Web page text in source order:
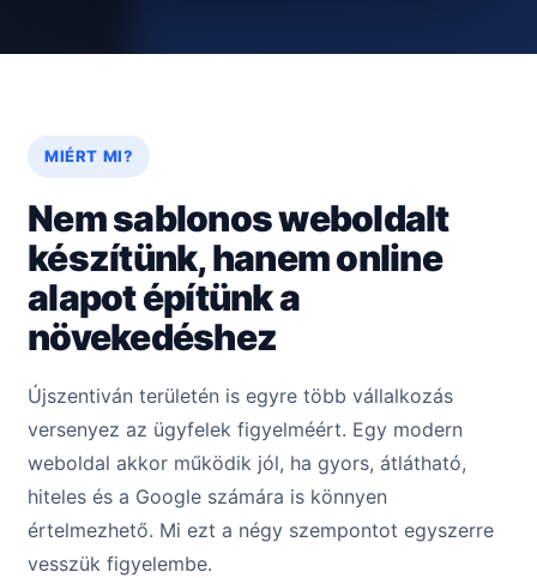
MIÉRT MI?
Nem sablonos weboldalt
készítünk, hanem online
alapot építünk a
növekedéshez
Újszentiván területén is egyre több vállalkozás
versenyez az ügyfelek figyelméért. Egy modern
weboldal akkor működik jól, ha gyors, átlátható,
hiteles és a Google számára is könnyen
értelmezhető. Mi ezt a négy szempontot egyszerre
vesszük figyelembe.